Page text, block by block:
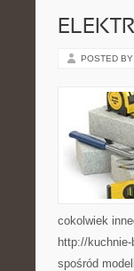
POSTED BY
cokolwiek
http://
spośród